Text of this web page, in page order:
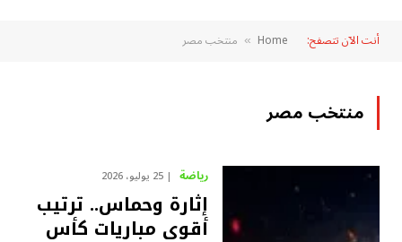
أنت الآن تتصفح: Home
» منتخب مصر
منتخب مصر
رياضة 25 يوليو، 2026
إثارة وحماس.. ترتيب
أقوى مباريات كأس